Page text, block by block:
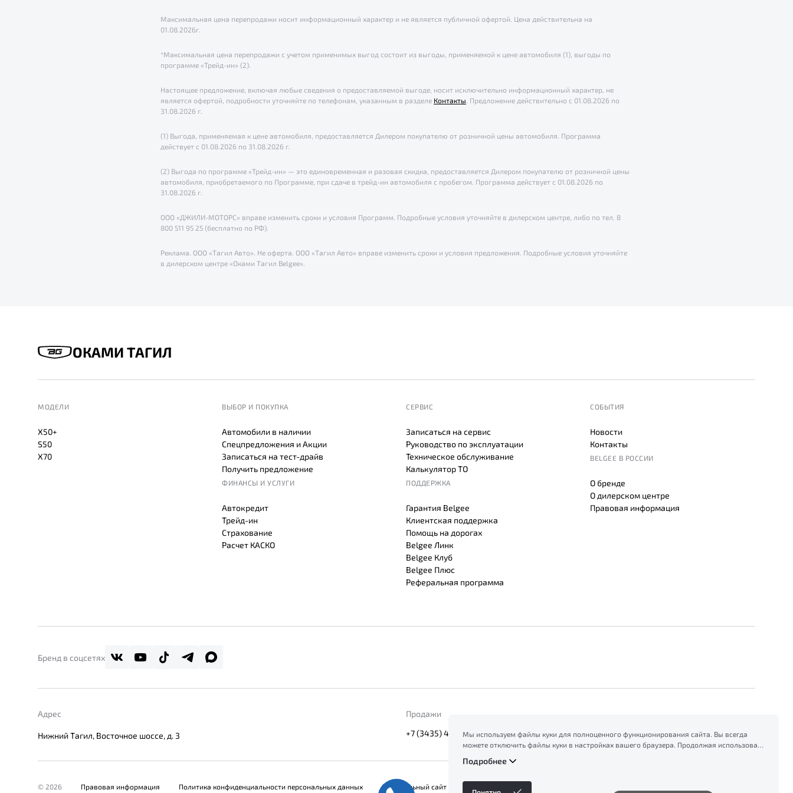
Максимальная цена перепродажи носит информационный характер и не является публичной офертой. Цена действительна на
01.08.2026г.
*Максимальная цена перепродажи с учетом применимых выгод состоит из выгоды, применяемой к цене автомобиля (1), выгоды по
программе «Трейд-ин» (2).
Настоящее предложение, включая любые сведения о предоставляемой выгоде, носит исключительно информационный характер, не
является офертой, подробности уточняйте по телефонам, указанным в разделе Контакты. Предложение действительно с 01.08.2026 по
31.08.2026 г.
(1) Выгода, применяемая к цене автомобиля, предоставляется Дилером покупателю от розничной цены автомобиля. Программа
действует с 01.08.2026 по 31.08.2026 г.
(2) Выгода по программе «Трейд-ин» — это единовременная и разовая скидка, предоставляется Дилером покупателю от розничной цены
автомобиля, приобретаемого по Программе, при сдаче в трейд-ин автомобиля с пробегом. Программа действует с 01.08.2026 по
31.08.2026 г.
ООО «ДЖИЛИ-МОТОРС» вправе изменить сроки и условия Программ. Подробные условия уточняйте в дилерском центре, либо по тел. 8
800 511 95 25 (бесплатно по РФ).
Реклама. ООО «Тагил Авто». Не оферта. ООО «Тагил Авто» вправе изменить сроки и условия предложения. Подробные условия уточняйте
в дилерском центре «Оками Тагил Belgee».
ОКАМИ ТАГИЛ
МОДЕЛИ
X50+
S50
X70
ВЫБОР И ПОКУПКА
Автомобили в наличии
Спецпредложения и Акции
Записаться на тест-драйв
Получить предложение
ФИНАНСЫ И УСЛУГИ
Автокредит
Трейд-ин
Страхование
Расчет КАСКО
СЕРВИС
Записаться на сервис
Руководство по эксплуатации
Техническое обслуживание
Калькулятор ТО
ПОДДЕРЖКА
Гарантия Belgee
Клиентская поддержка
Помощь на дорогах
Belgee Линк
Belgee Клуб
Belgee Плюс
Реферальная программа
СОБЫТИЯ
Новости
Контакты
BELGEE В РОССИИ
О бренде
О дилерском центре
Правовая информация
Бренд в соцсетях
Адрес
Нижний Тагил, Восточное шоссе, д. 3
Продажи
+7 (3435) 47-18-03
© 2026 Правовая информация Политика конфиденциальности персональных данных Официальный сайт Belgee в России
Мы используем файлы куки для полноценного функционирования сайта. Вы всегда
можете отключить файлы куки в настройках вашего браузера. Продолжая использовать
ознакомление с информацией по сбору, использованию и возможной блокировке
Подробнее